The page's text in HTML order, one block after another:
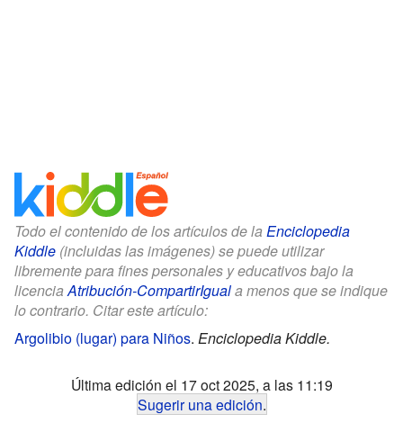
Todo el contenido de los artículos de la Enciclopedia
Kiddle (incluidas las imágenes) se puede utilizar
libremente para fines personales y educativos bajo la
licenciaAtribución-CompartirIguala menos que se indique
lo contrario. Citar este artículo:
Argolibio (lugar) para Niños. Enciclopedia Kiddle.
Última edición el 17 oct 2025, a las 11:19
Sugerir una edición.